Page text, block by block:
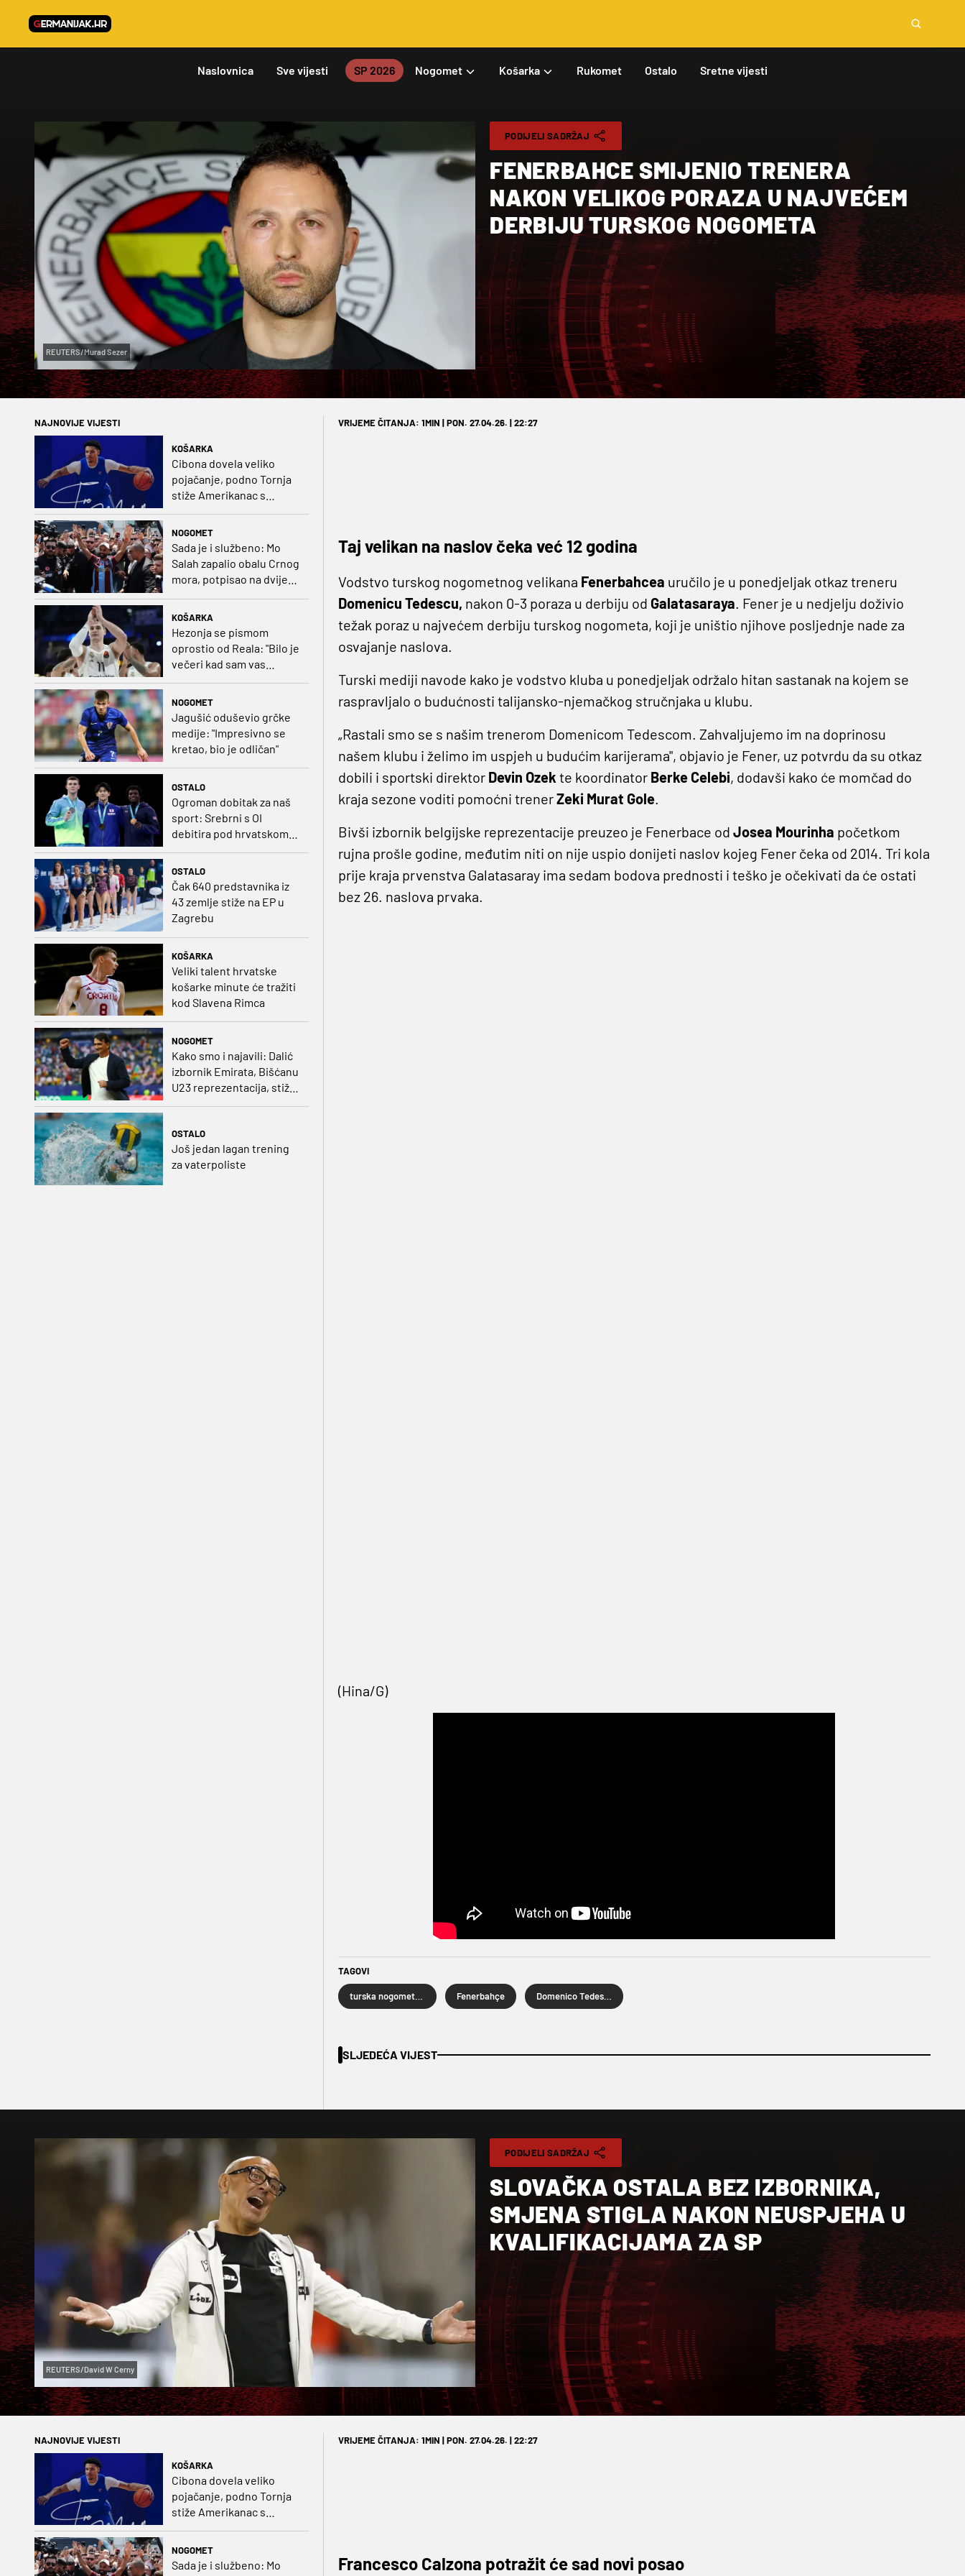
Naslovnica Sve vijesti SP 2026 Nogomet Košarka Rukomet Ostalo Sretne vijesti
REUTERS/Murad Sezer
PODIJELI SADRŽAJ
FENERBAHCE SMIJENIO TRENERA
NAKON VELIKOG PORAZA U NAJVEĆEM
DERBIJU TURSKOG NOGOMETA
NAJNOVIJE VIJESTI
KOŠARKA
Cibona dovela veliko
pojačanje, podno Tornja
stiže Amerikanac s
NOGOMET
Sada je i službeno: Mo
Salah zapalio obalu Crnog
mora, potpisao na dvije
KOŠARKA
Hezonja se pismom
oprostio od Reala: "Bilo je
večeri kad sam vas
dovodio do ruba
NOGOMET
Jagušić oduševio grčke
medije: "Impresivno se
kretao, bio je odličan"
OSTALO
Ogroman dobitak za naš
sport: Srebrni s OI
debitira pod hrvatskom
OSTALO
Čak 640 predstavnika iz
43 zemlje stiže na EP u
Zagrebu
KOŠARKA
Veliki talent hrvatske
košarke minute će tražiti
kod Slavena Rimca
NOGOMET
Kako smo i najavili: Dalić
izbornik Emirata, Bišćanu
U23 reprezentacija, stiže
OSTALO
Još jedan lagan trening
za vaterpoliste
VRIJEME ČITANJA: 1MIN | PON. 27.04.26. | 22:27
Taj velikan na naslov čeka već 12 godina
Vodstvo turskog nogometnog velikana Fenerbahcea uručilo je u ponedjeljak otkaz treneru
Domenicu Tedescu, nakon 0-3 poraza u derbiju od Galatasaraya. Fener je u nedjelju doživio
težak poraz u najvećem derbiju turskog nogometa, koji je uništio njihove posljednje nade za
osvajanje naslova.
Turski mediji navode kako je vodstvo kluba u ponedjeljak održalo hitan sastanak na kojem se
raspravljalo o budućnosti talijansko-njemačkog stručnjaka u klubu.
„Rastali smo se s našim trenerom Domenicom Tedescom. Zahvaljujemo im na doprinosu
našem klubu i želimo im uspjeh u budućim karijerama", objavio je Fener, uz potvrdu da su otkaz
dobili i sportski direktor Devin Ozek te koordinator Berke Celebi, dodavši kako će momčad do
kraja sezone voditi pomoćni trenerZeki Murat Gole.
Bivši izbornik belgijske reprezentacije preuzeo je Fenerbace od Josea Mourinha početkom
rujna prošle godine, međutim niti on nije uspio donijeti naslov kojeg Fener čeka od 2014. Tri kola
prije kraja prvenstva Galatasaray ima sedam bodova prednosti i teško je očekivati da će ostati
bez 26. naslova prvaka.
(Hina/G)
TAGOVI
turska nogometna liga Fenerbahçe Domenico Tedesco
SLJEDEĆA VIJEST
REUTERS/David W Cerny
PODIJELI SADRŽAJ
SLOVAČKA OSTALA BEZ IZBORNIKA,
SMJENA STIGLA NAKON NEUSPJEHA U
KVALIFIKACIJAMA ZA SP
NAJNOVIJE VIJESTI
KOŠARKA
Cibona dovela veliko
pojačanje, podno Tornja
stiže Amerikanac s
naslovom iz EuroCupa
NOGOMET
Sada je i službeno: Mo
VRIJEME ČITANJA: 1MIN | PON. 27.04.26. | 22:27
Francesco Calzona potražit će sad novi posao